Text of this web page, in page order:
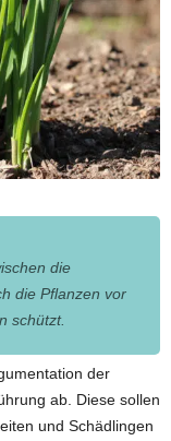
die
die Pflanzen vor
schützt.
der
ab. Diese sollen
und Schädlingen